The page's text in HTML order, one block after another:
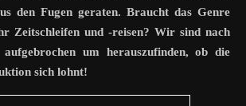
den Fugen geraten. Braucht das Genre
Zeitschleifen und -reisen? Wir sind nach
um herauszufinden, ob die
sich lohnt!